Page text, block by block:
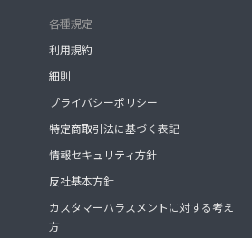
各種規定
利用規約
細則
プライバシーポリシー
特定商取引法に基づく表記
情報セキュリティ方針
反社基本方針
カスタマーハラスメントに対する考え
方